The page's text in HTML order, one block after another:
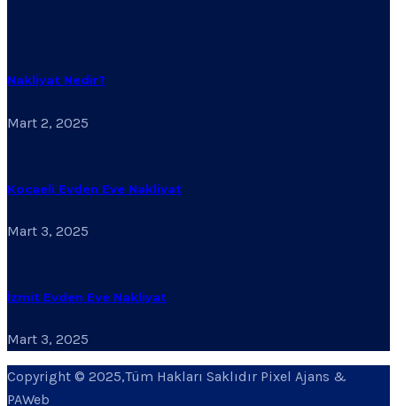
Nakliyat Nedir?
Mart 2, 2025
Kocaeli Evden Eve Nakliyat
Mart 3, 2025
İzmit Evden Eve Nakliyat
Mart 3, 2025
Copyright © 2025,Tüm Hakları Saklıdır Pixel Ajans &
PAWeb